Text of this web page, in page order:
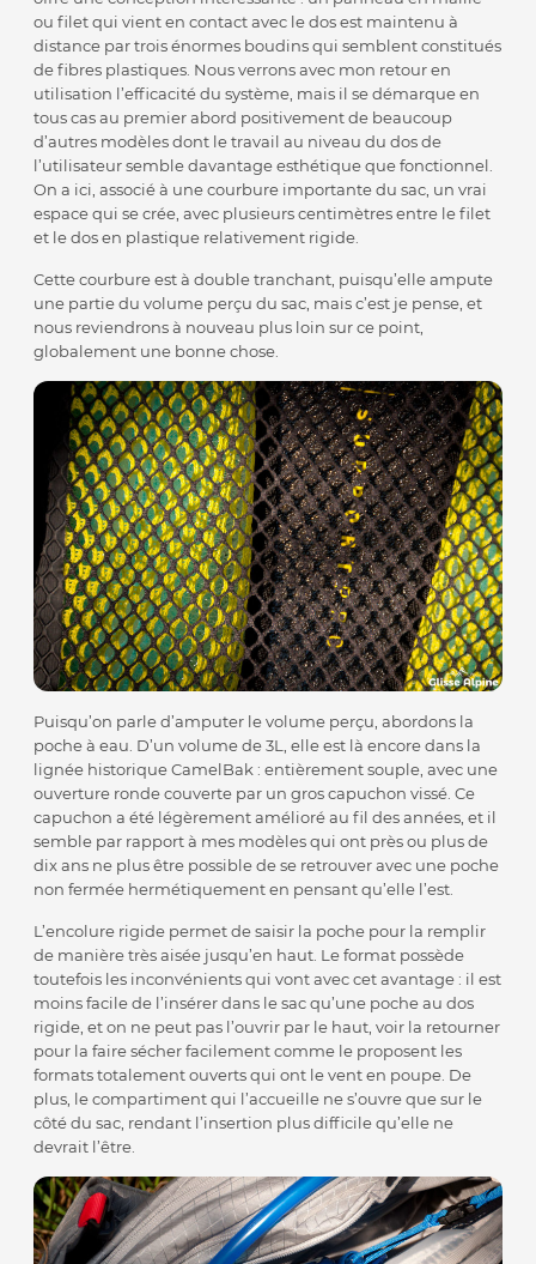
ou filet qui vient en contact avec le dos est maintenu à
distance par trois énormes boudins qui semblent constitués
de fibres plastiques. Nous verrons avec mon retour en
utilisation l’efficacité du système, mais il se démarque en
tous cas au premier abord positivement de beaucoup
d’autres modèles dont le travail au niveau du dos de
l’utilisateur semble davantage esthétique que fonctionnel.
On a ici, associé à une courbure importante du sac, un vrai
espace qui se crée, avec plusieurs centimètres entre le filet
et le dos en plastique relativement rigide.
Cette courbure est à double tranchant, puisqu’elle ampute
une partie du volume perçu du sac, mais c’est je pense, et
nous reviendrons à nouveau plus loin sur ce point,
globalement une bonne chose.
Puisqu’on parle d’amputer le volume perçu, abordons la
poche à eau. D’un volume de 3L, elle est là encore dans la
lignée historique CamelBak : entièrement souple, avec une
ouverture ronde couverte par un gros capuchon vissé. Ce
capuchon a été légèrement amélioré au fil des années, et il
semble par rapport à mes modèles qui ont près ou plus de
dix ans ne plus être possible de se retrouver avec une poche
non fermée hermétiquement en pensant qu’elle l’est.
L’encolure rigide permet de saisir la poche pour la remplir
de manière très aisée jusqu’en haut. Le format possède
toutefois les inconvénients qui vont avec cet avantage : il est
moins facile de l’insérer dans le sac qu’une poche au dos
rigide, et on ne peut pas l’ouvrir par le haut, voir la retourner
pour la faire sécher facilement comme le proposent les
formats totalement ouverts qui ont le vent en poupe. De
plus, le compartiment qui l’accueille ne s’ouvre que sur le
côté du sac, rendant l’insertion plus difficile qu’elle ne
devrait l’être.